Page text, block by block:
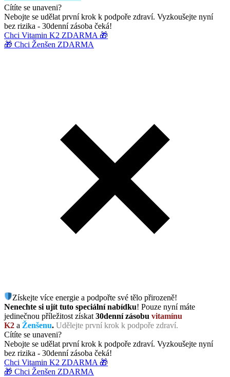
Cítíte se unaveni?
Nebojte se udělat první krok k podpoře zdraví. Vyzkoušejte nyní
bez rizika - 30denní zásoba čeká!
Chci Vitamin K2 ZDARMA 🎁
🎁 Chci Ženšen ZDARMA
Získejte více energie a podpořte své tělo přirozeně!
Nenechte si ujít tuto speciální nabídku! Pouze nyní máte
jedinečnou příležitost získat30denní zásobu vitamínu
K2 a Ženšenu. Udělejte první krok k podpoře zdraví.
Cítíte se unaveni?
Nebojte se udělat první krok k podpoře zdraví. Vyzkoušejte nyní
bez rizika - 30denní zásoba čeká!
Chci Vitamin K2 ZDARMA 🎁
🎁 Chci Ženšen ZDARMA